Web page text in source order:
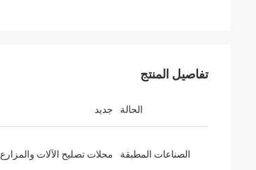
تفاصيل المنتج
الحالة جديد
الصناعات المطبقة محلات تصليح الآلات والمزارع